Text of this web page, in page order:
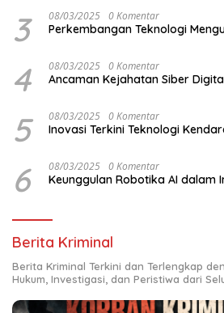
3 08/03/2025 0 Komentar
Perkembangan Teknologi
4 08/03/2025 0 Komentar
Ancaman Kejahatan Siber
5 08/03/2025 0 Komentar
Inovasi Terkini Teknologi
6 08/03/2025 0 Komentar
Keunggulan Robotika AI dalam
Berita Kriminal
Berita Kriminal Terkini dan Terlengkap
Hukum, Investigasi, dan Peristiwa dari